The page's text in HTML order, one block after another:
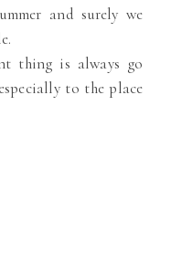
and surely we
thing is always go
to the place